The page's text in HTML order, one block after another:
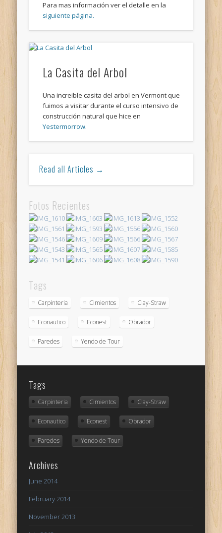
Para mas información ver el detalle en la
siguiente página.
La Casita del Arbol
Una increible casita del arbol en Vermont que
fuimos a visitar durante el curso intensivo de
construcción natural que hice en
Yestermorrow.
Read all Articles →
Fotos Recientes
Tags
Carpinteria Cimientos Clay-Straw
Econautico Econest Obrador
Paredes Yendo de Tour
Tags
Carpinteria Cimientos Clay-Straw
Econautico Econest Obrador
Paredes Yendo de Tour
Archives
June 2014
February 2014
November 2013